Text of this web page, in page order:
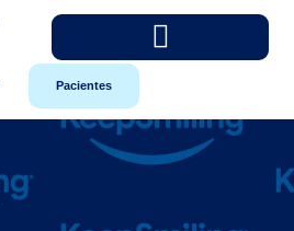
Pacientes